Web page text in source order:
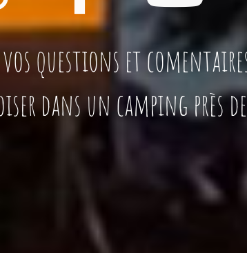
questions et
dans un camping près